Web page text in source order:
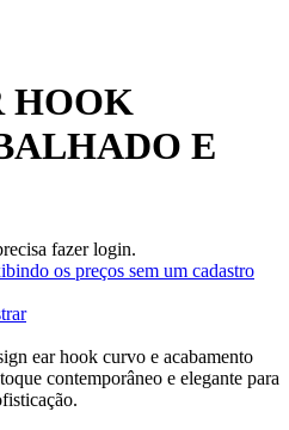
HOOK
E
fazer login.
os preços sem um cadastro
ear hook curvo e acabamento
contemporâneo e elegante para